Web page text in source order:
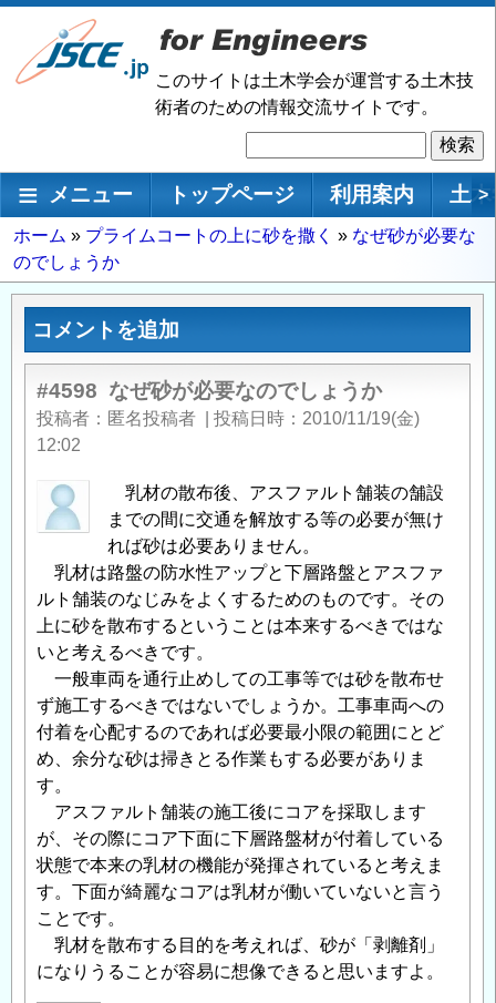
メ
ン
動
このサイトは土木学会が運営する土木技
術者のための情報交流サイトです。
索
メインナビゲーション
メニュー トップページ 利用案内 土 >
パ
ン
く
ホーム プライムコートの上に砂を撒く
なぜ砂が必要な
のでしょうか
コメントを追加
#4598 なぜ砂が必要なのでしょうか
投稿者 匿名投稿者 投稿日時
2010/11/19(金)
12:02
乳材の散布後、アスファルト舗装の舗設
までの間に交通を解放する等の必要が無け
れば砂は必要ありません。
乳材は路盤の防水性アップと下層路盤とアスファ
ルト舗装のなじみをよくするためのものです。その
上に砂を散布するということは本来するべきではな
いと考えるべきです。
一般車両を通行止めしての工事等では砂を散布せ
ず施工するべきではないでしょうか。工事車両への
付着を心配するのであれば必要最小限の範囲にとど
め、余分な砂は掃きとる作業もする必要がありま
す。
アスファルト舗装の施工後にコアを採取します
が、その際にコア下面に下層路盤材が付着している
状態で本来の乳材の機能が発揮されていると考えま
す。下面が綺麗なコアは乳材が働いていないと言う
ことです。
乳材を散布する目的を考えれば、砂が「剥離剤」
になりうることが容易に想像できると思いますよ。